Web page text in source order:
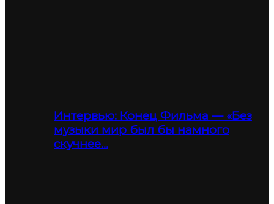
Интервью: Конец Фильма — «Без
музыки мир был бы намного
скучнее…